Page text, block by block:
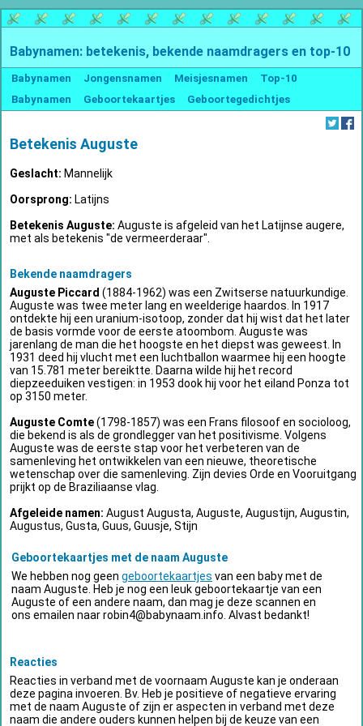
Babynamen: betekenis, bekende naamdragers en top-10
Babynamen Jongensnamen Meisjesnamen
Top-10
Babynamen
Geboortekaartjes Geboortegedichtjes
Betekenis Auguste
Geslacht: Mannelijk
Oorsprong: Latijns
Betekenis Auguste: Auguste is afgeleid van het Latijnse augere,
met als betekenis "de vermeerderaar".
Bekende naamdragers
Auguste Piccard (1884-1962) was een Zwitserse natuurkundige.
Auguste was twee meter lang en weelderige haardos. In 1917
ontdekte hij een uranium-isotoop, zonder dat hij wist dat het later
de basis vormde voor de eerste atoombom. Auguste was
jarenlang de man die het hoogste en het diepst was geweest. In
1931 deed hij vlucht met een luchtballon waarmee hij een hoogte
van 15.781 meter bereiktte. Daarna wilde hij het record
diepzeeduiken vestigen: in 1953 dook hij voor het eiland Ponza tot
op 3150 meter.
Auguste Comte(1798-1857) was een Frans filosoof en socioloog,
die bekend is als de grondlegger van het positivisme. Volgens
Auguste was de eerste stap voor het verbeteren van de
samenleving het ontwikkelen van een nieuwe, theoretische
wetenschap over die samenleving. Zijn devies Orde en Vooruitgang
prijkt op de Braziliaanse vlag.
Afgeleide namen: August Augusta, Auguste, Augustijn, Augustin,
Augustus, Gusta, Guus, Guusje, Stijn
Geboortekaartjes met de naam Auguste
We hebben nog geen geboortekaartjes van een baby met de
naam Auguste. Heb je nog een leuk geboortekaartje van een
Auguste of een andere naam, dan mag je deze scannen en
ons emailen naarrobin4@babynaam.info . Alvast bedankt!
Reacties
Reacties in verband met de voornaam Auguste kan je onderaan
deze pagina invoeren. Bv. Heb je positieve of negatieve ervaring
met de naam Auguste of zijn er aspecten in verband met deze
naam die andere ouders kunnen helpen bij de keuze van een